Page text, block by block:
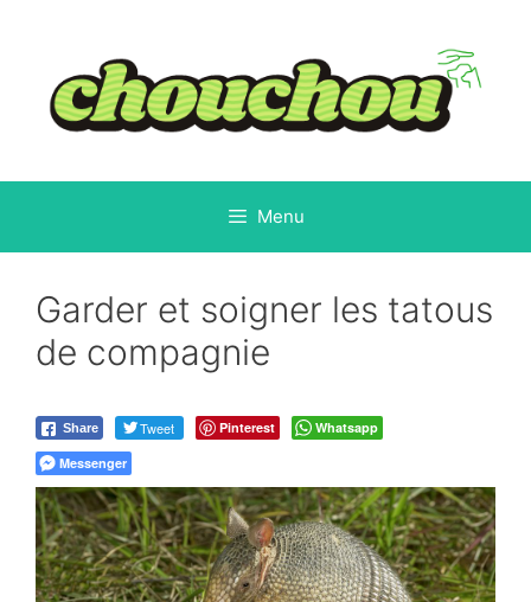
contenu
Menu
Garder et soigner les tatous
de compagnie
Share Tweet Pinterest
Whatsapp
Messenger